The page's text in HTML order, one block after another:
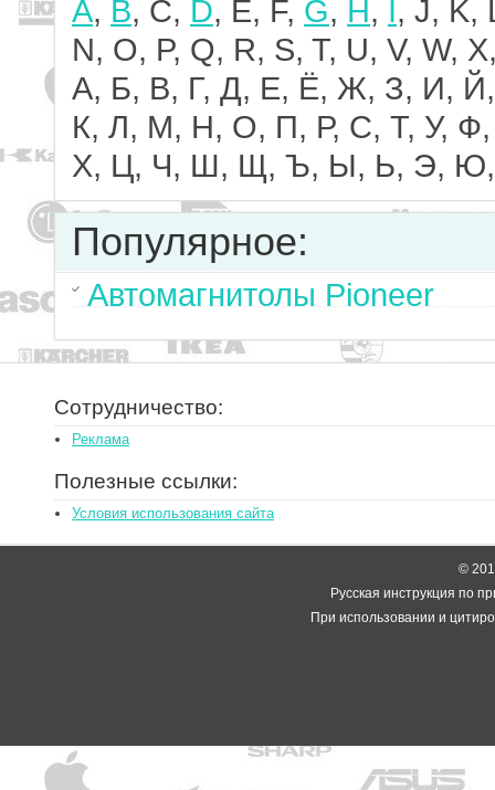
A, B, C, D, E, F, G, H, I, J, K,
N, O, P, Q, R, S, T, U, V, W,
А, Б, В, Г, Д, Е, Ё, Ж, З, И, Й,
К, Л, М, Н, О, П, Р, С, Т, У, Ф,
Х, Ц, Ч, Ш, Щ, Ъ, Ы, Ь, Э,
Популярное:
Автомагнитолы Pioneer
Сотрудничество:
Реклама
Полезные ссылки:
Условия использования сайта
©
Русская инструкция по
При использовании и